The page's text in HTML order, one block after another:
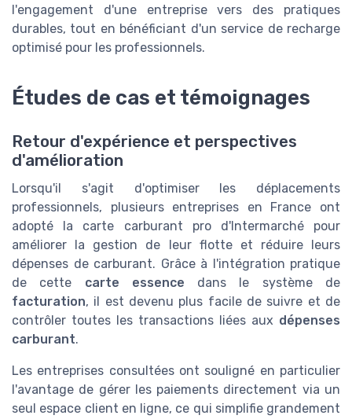
l'engagement d'une entreprise vers des pratiques
durables, tout en bénéficiant d'un service de recharge
optimisé pour les professionnels.
Études de cas et témoignages
Retour d'expérience et perspectives
d'amélioration
Lorsqu'il s'agit d'optimiser les déplacements
professionnels, plusieurs entreprises en France ont
adopté la carte carburant pro d'Intermarché pour
améliorer la gestion de leur flotte et réduire leurs
dépenses de carburant. Grâce à l'intégration pratique
de cette carte essence dans le système de
facturation, il est devenu plus facile de suivre et de
contrôler toutes les transactions liées aux dépenses
carburant.
Les entreprises consultées ont souligné en particulier
l'avantage de gérer les paiements directement via un
seul espace client en ligne, ce qui simplifie grandement